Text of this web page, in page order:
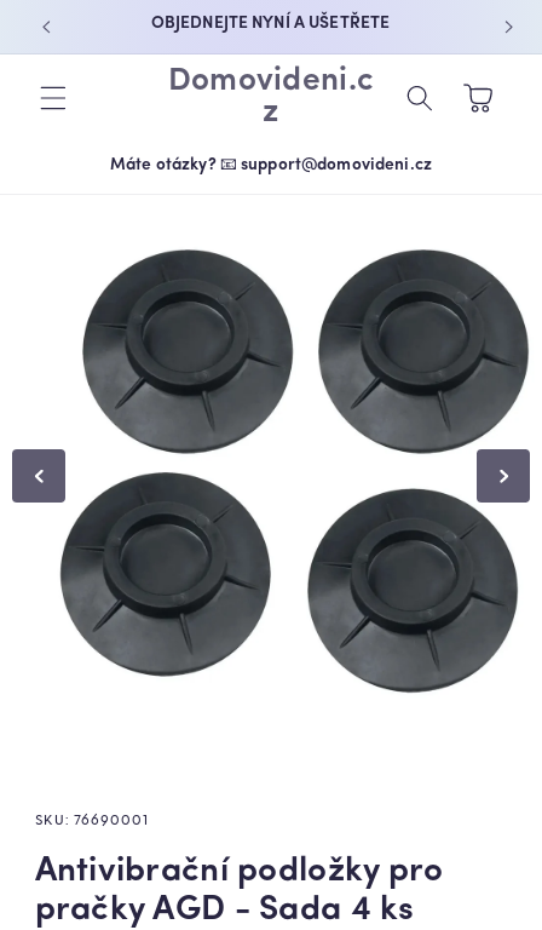
PŘEJÍT K
OBJEDNEJTE NYNÍ A UŠETŘETE
Domovideni.c
z
Košík
Máte otázky? 📧 support@domovideni.cz
PRODUKTU
SKU:76690001
Antivibrační podložky pro
pračky AGD - Sada 4 ks